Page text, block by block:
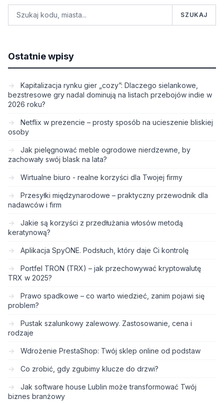
SZUKAJ
Ostatnie wpisy
Kapitalizacja rynku gier „cozy”: Dlaczego sielankowe,
bezstresowe gry nadal dominują na listach przebojów indie w
2026 roku?
Netflix w prezencie – prosty sposób na ucieszenie bliskiej
osoby
Jak pielęgnować meble ogrodowe nierdzewne, by
zachowały swój blask na lata?
Wirtualne biuro - realne korzyści dla Twojej firmy
Przesyłki międzynarodowe – praktyczny przewodnik dla
nadawców i firm
Jakie są korzyści z przedłużania włosów metodą
keratynową?
Aplikacja SpyONE. Podsłuch, który daje Ci kontrolę
Portfel TRON (TRX) – jak przechowywać kryptowalutę
TRX w 2025?
Prawo spadkowe – co warto wiedzieć, zanim pojawi się
problem?
Pustak szalunkowy zalewowy. Zastosowanie, cena i
rodzaje
Wdrożenie PrestaShop: Twój sklep online od podstaw
Co zrobić, gdy zgubimy klucze do drzwi?
Jak software house Lublin może transformować Twój
biznes branżowy